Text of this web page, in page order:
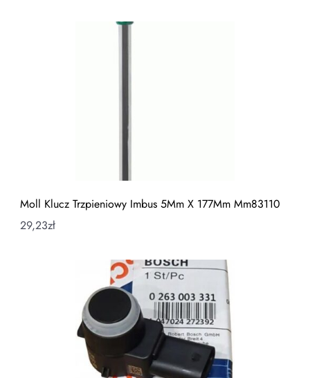
Moll Klucz Trzpieniowy Imbus 5Mm X 177Mm Mm83110
29,23zł